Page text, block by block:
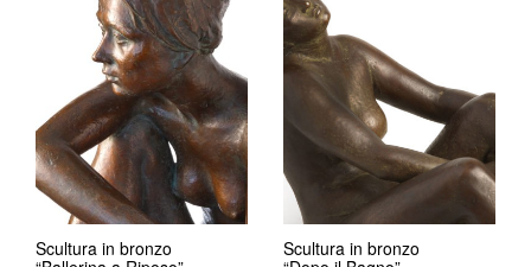
Scultura in bronzo
Scultura in bronzo